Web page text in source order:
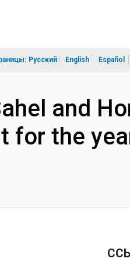
Русский English Español
and
for the